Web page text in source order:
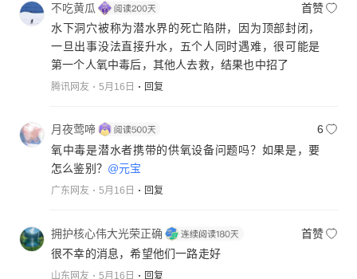
不吃黄瓜
首赞
水下洞穴被称为潜水界的死亡陷阱，因为顶部封闭，
一旦出事没法直接升水，五个人同时遇难，很可能是
第一个人氧中毒后，其他人去救，结果也中招了
腾讯网友 5月16日 回复
月夜莺啼
6
氧中毒是潜水者携带的供氧设备问题吗？如果是，要
怎么鉴别？ @元宝
广东网友 5月16日 回复
拥护核心伟大光荣正确
首赞
很不幸的消息，希望他们一路走好
山东网友 5月16日 回复